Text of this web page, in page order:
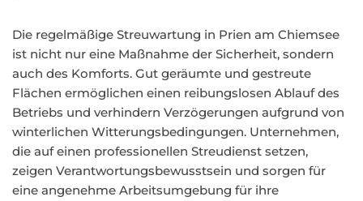
Die regelmäßige Streuwartung in Prien am Chiemsee
ist nicht nur eine Maßnahme der Sicherheit, sondern
auch des Komforts. Gut geräumte und gestreute
Flächen ermöglichen einen reibungslosen Ablauf des
Betriebs und verhindern Verzögerungen aufgrund von
winterlichen Witterungsbedingungen. Unternehmen,
die auf einen professionellen Streudienst setzen,
zeigen Verantwortungsbewusstsein und sorgen für
eine angenehme Arbeitsumgebung für ihre